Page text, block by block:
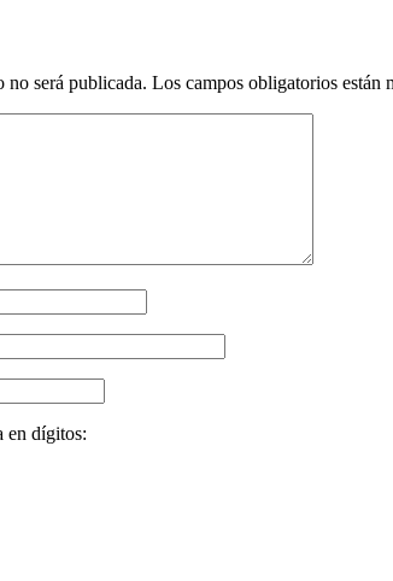
no será publicada. Los campos obligatorios están
en dígitos: